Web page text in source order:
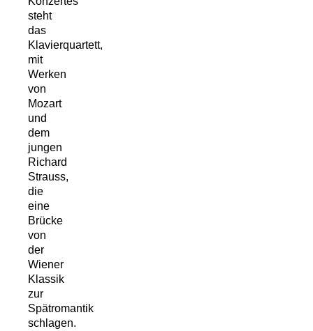
steht
das
Klavierquartett,
mit
Werken
von
Mozart
und
dem
jungen
Richard
Strauss,
die
eine
Brücke
von
der
Wiener
Klassik
zur
Spätromantik
schlagen.